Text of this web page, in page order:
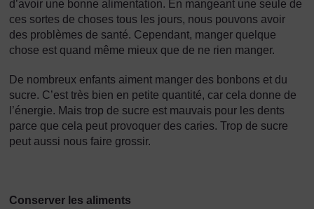
d’avoir une bonne alimentation. En mangeant une seule de
ces sortes de choses tous les jours, nous pouvons avoir
des problèmes de santé. Cependant, manger quelque
chose est quand même mieux que de ne rien manger.
De nombreux enfants aiment manger des bonbons et du
sucre. C’est très bien en petite quantité, car cela donne de
l’énergie. Mais trop de sucre est mauvais pour les dents
parce que cela peut provoquer des caries. Trop de sucre
peut aussi nous faire grossir.
Conserver les aliments